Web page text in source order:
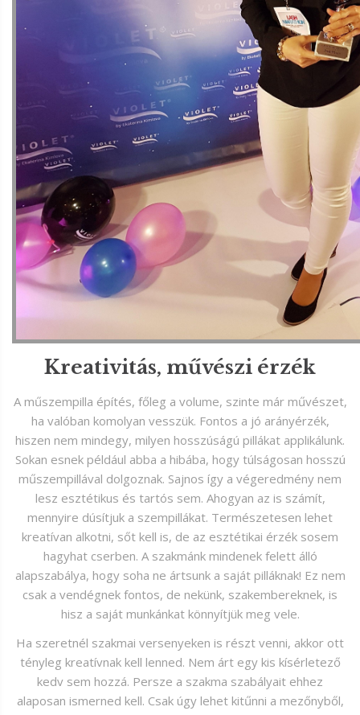
Kreativitás, művészi érzék
A műszempilla építés, főleg a volume, szinte már művészet,
ha valóban komolyan vesszük. Fontos a jó arányérzék,
hiszen nem mindegy, milyen hosszúságú pillákat applikálunk.
Sokan esnek például abba a hibába, hogy túlságosan hosszú
műszempillával dolgoznak. Sajnos így a végeredmény nem
lesz esztétikus és tartós sem. Ahogyan az is számít,
mennyire dúsítjuk a szempillákat. Természetesen lehet
kreatívan alkotni, sőt kell is, de az esztétikai érzék sosem
hagyhat cserben. A szakmánk mindenek felett álló
alapszabálya, hogy soha ne ártsunk a saját pilláknak! Ez nem
csak a vendégnek fontos, de nekünk, szakembereknek, is
hisz a saját munkánkat könnyítjük meg vele.
Ha szeretnél szakmai versenyeken is részt venni, akkor ott
tényleg kreatívnak kell lenned. Nem árt egy kis kísérletező
kedv sem hozzá. Persze a szakma szabályait ehhez
alaposan ismerned kell. Csak úgy lehet kitűnni a mezőnyből,